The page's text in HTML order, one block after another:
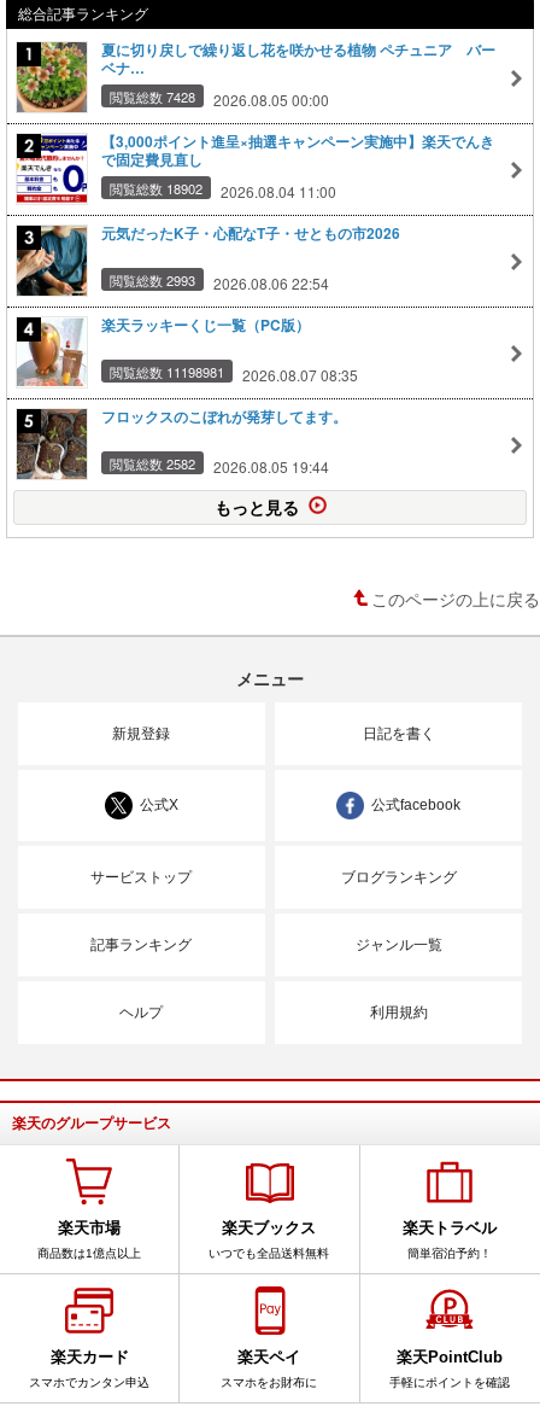
総合記事ランキング
夏に切り戻しで繰り返し花を咲かせる植物 ペチュニア バー
ベナ…
閲覧総数 7428 2026.08.05 00:00
【3,000ポイント進呈×抽選キャンペーン実施中】楽天でんき
で固定費見直し
閲覧総数 18902 2026.08.04 11:00
元気だったK子・心配なT子・せともの市2026
閲覧総数 2993 2026.08.06 22:54
楽天ラッキーくじ一覧（PC版）
閲覧総数 11198981 2026.08.07 08:35
フロックスのこぼれが発芽してます。
閲覧総数 2582 2026.08.05 19:44
もっと見る
このページの上に戻る
メニュー
新規登録 日記を書く
公式X 公式facebook
サービストップ ブログランキング
記事ランキング ジャンル一覧
ヘルプ 利用規約
楽天のグループサービス
楽天市場
商品数は1億点以上
楽天ブックス
いつでも全品送料無料
楽天トラベル
簡単宿泊予約！
楽天カード
スマホでカンタン申込
楽天ペイ
スマホをお財布に
楽天PointClub
手軽にポイントを確認